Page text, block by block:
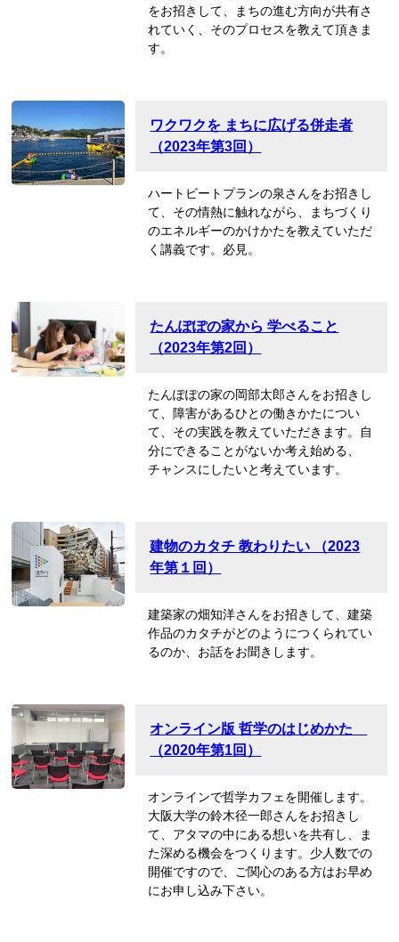
をお招きして、まちの進む方向が共有さ
れていく、そのプロセスを教えて頂きま
す。
ワクワクを まちに広げる併走者
（2023年第3回）
ハートビートプランの泉さんをお招きし
て、その情熱に触れながら、まちづくり
のエネルギーのかけかたを教えていただ
く講義です。必見。
たんぽぽの家から 学べること
（2023年第2回）
たんぽぽの家の岡部太郎さんをお招きし
て、障害があるひとの働きかたについ
て、その実践を教えていただきます。自
分にできることがないか考え始める、
チャンスにしたいと考えています。
建物のカタチ 教わりたい （2023
年第１回）
建築家の畑知洋さんをお招きして、建築
作品のカタチがどのようにつくられてい
るのか、お話をお聞きします。
オンライン版 哲学のはじめかた
（2020年第1回）
オンラインで哲学カフェを開催します。
大阪大学の鈴木径一郎さんをお招きし
て、アタマの中にある想いを共有し、ま
た深める機会をつくります。少人数での
開催ですので、ご関心のある方はお早め
にお申し込み下さい。